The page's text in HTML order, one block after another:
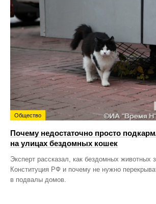
Общество
Почему недостаточно просто
на улицах бездомных кошек
Эксперт рассказал, как бездомных животных
Конституция РФ и почему не нужно
в подвалы домов.